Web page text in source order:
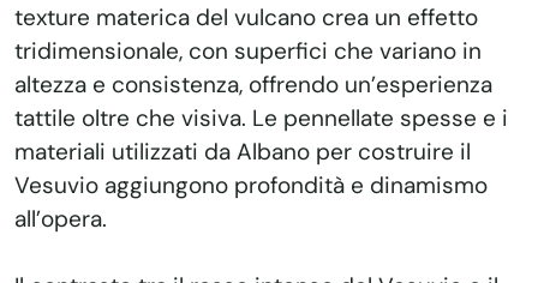
texture materica del vulcano crea un effetto
tridimensionale, con superfici che variano in
altezza e consistenza, offrendo un’esperienza
tattile oltre che visiva. Le pennellate spesse e i
materiali utilizzati da Albano per costruire il
Vesuvio aggiungono profondità e dinamismo
all’opera.